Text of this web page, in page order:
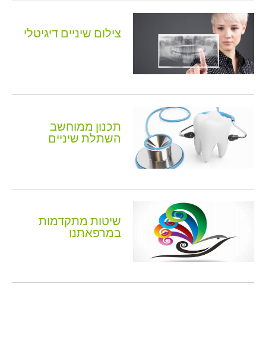
צילום שיניים דיגיטלי
תכנון ממוחשב
השתלת שיניים
שיטות מתקדמות
במרפאתנו